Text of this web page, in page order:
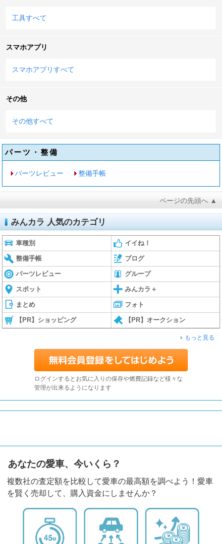
工具すべて
スマホアプリ
スマホアプリすべて
その他
その他すべて
パーツ・整備
パーツレビュー 整備手帳
ページの先頭へ ▲
みんカラ 人気のカテゴリ
車種別 イイね！
整備手帳 ブログ
パーツレビュー グループ
スポット みんカラ＋
まとめ フォト
【PR】ショッピング 【PR】オークション
もっと見る
ログインするとお気に入りの保存や燃費記録など様々な
管理が出来るようになります
あなたの愛車、今いくら？
複数社の査定額を比較して愛車の最高額を調べよう！愛車
を賢く売却して、購入資金にしませんか？